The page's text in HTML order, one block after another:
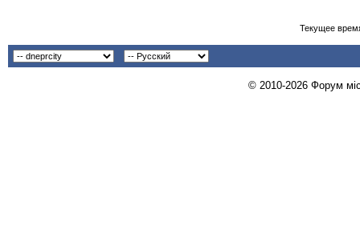
Текущее
© 2010-2026 Форум